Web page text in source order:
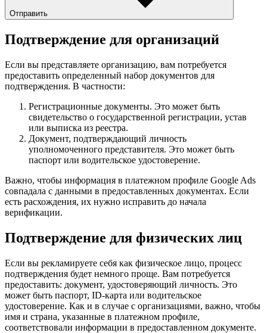
Отправить
Подтверждение для организаций
Если вы представляете организацию, вам потребуется
предоставить определенный набор документов для
подтверждения. В частности:
Регистрационные документы. Это может быть
свидетельство о государственной регистрации, устав
или выписка из реестра.
Документ, подтверждающий личность
уполномоченного представителя. Это может быть
паспорт или водительское удостоверение.
Важно, чтобы информация в платежном профиле Google Ads
совпадала с данными в предоставленных документах. Если
есть расхождения, их нужно исправить до начала
верификации.
Подтверждение для физических лиц
Если вы рекламируете себя как физическое лицо, процесс
подтверждения будет немного проще. Вам потребуется
предоставить: документ, удостоверяющий личность. Это
может быть паспорт, ID-карта или водительское
удостоверение. Как и в случае с организациями, важно, чтобы
имя и страна, указанные в платежном профиле,
соответствовали информации в предоставленном документе.